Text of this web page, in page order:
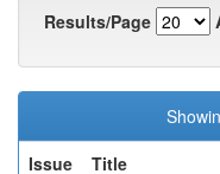
Results/Page
Issue
Title